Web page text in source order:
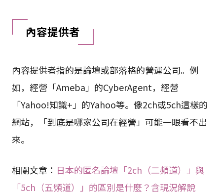
內容提供者
內容提供者指的是論壇或部落格的營運公司。例
如，經營「Ameba」的CyberAgent，經營
「Yahoo!知識+」的Yahoo等。像2ch或5ch這樣的
網站，「到底是哪家公司在經營」可能一眼看不出
來。
相關文章： 日本的匿名論壇「2ch（二頻道）」與
「5ch（五頻道）」的區別是什麼？含現況解說